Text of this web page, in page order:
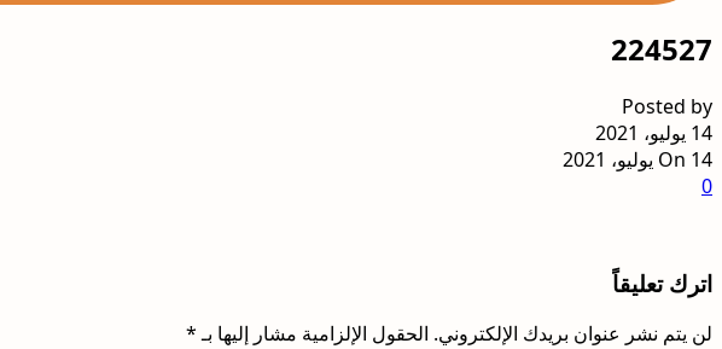
224527
Posted by
14 يوليو، 2021
On 14 يوليو، 2021
0
اترك تعليقاً
لن يتم نشر عنوان بريدك الإلكتروني. الحقول الإلزامية مشار إليها بـ*